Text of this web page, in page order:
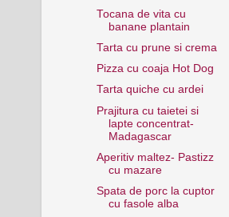
Tocana de vita cu
banane plantain
Tarta cu prune si crema
Pizza cu coaja Hot Dog
Tarta quiche cu ardei
Prajitura cu taietei si
lapte concentrat-
Madagascar
Aperitiv maltez- Pastizz
cu mazare
Spata de porc la cuptor
cu fasole alba